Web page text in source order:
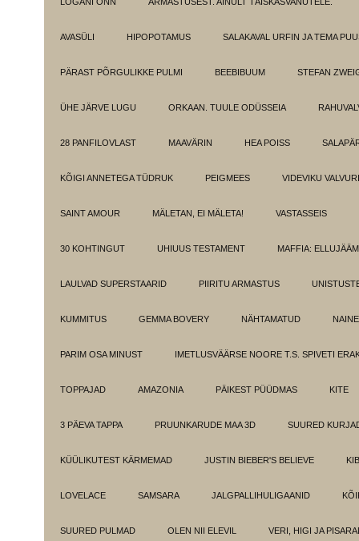
AVASÜLI HIPOPOTAMUS SALAKAVAL URFIN JA TEMA
PÄRAST PÕRGULIKKE PULMI BEEBIBUUM STEFAN
ÜHE JÄRVE LUGU ORKAAN. TUULE ODÜSSEIA
28 PANFILOVLAST MAAVÄRIN HEA POISS
KÕIGI ANNETEGA TÜDRUK PEIGMEES VIDEVIKU
SAINT AMOUR MÄLETAN, EI MÄLETA! VASTASSEIS
30 KOHTINGUT UHIUUS TESTAMENT MAFFIA:
LAULVAD SUPERSTAARID PIIRITU ARMASTUS
KUMMITUS GEMMA BOVERY NÄHTAMATUD
PARIM OSA MINUST IMETLUSVÄÄRSE NOORE T.S. SPIVETI
TOPPAJAD AMAZONIA PÄIKEST PÜÜDMAS KITE
3 PÄEVA TAPPA PRUUNKARUDE MAA 3D SUURED
KÜÜLIKUTEST KÄRMEMAD JUSTIN BIEBER'S BELIEVE
LOVELACE SAMSARA JALGPALLIHULIGAANID
SUURED PULMAD OLEN NII ELEVIL VERI, HIGI JA